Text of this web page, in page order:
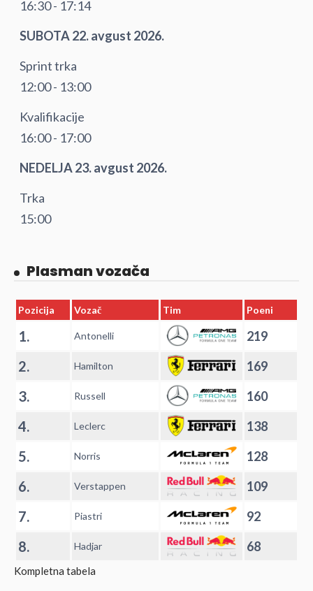
16:30 - 17:14
SUBOTA 22. avgust 2026.
Sprint trka
12:00 - 13:00
Kvalifikacije
16:00 - 17:00
NEDELJA 23. avgust 2026.
Trka
15:00
Plasman vozača
Pozicija Vozač Tim Poeni
1. Antonelli 219
2. Hamilton 169
3. Russell 160
4. Leclerc 138
5. Norris 128
6. Verstappen 109
7. Piastri 92
8. Hadjar 68
Kompletna tabela